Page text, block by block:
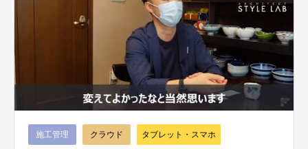
施工管理 クラウド タブレット・スマホ